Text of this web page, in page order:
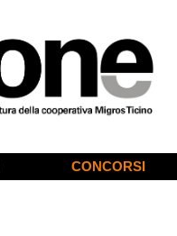
CONCORSI